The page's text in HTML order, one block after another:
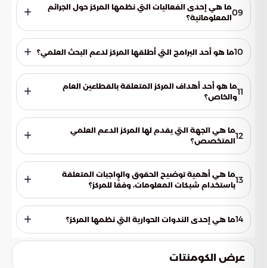
التكنولوجيا.
09ما هي إحدى الفعاليات التي نظمها المركز حول الجرائم
المعلوماتية؟
محاضرة حول السمات النفسية للمجرم المعلوماتي.
10ما هو أحد البرامج التي أطلقها المركز لدعم البحث العلمي؟
برنامج مخصص لتمويل المشاريع البحثية التي تتناول الجرائم
المعلوماتية.
11ما هو أحد أهداف المركز المتعلقة بالقطاعين العام
والخاص؟
تيسير استخدام المعاملات الإلكترونية في القطاعين العام والخاص.
12ما هي الجهة التي يقدم لها المركز الدعم العلمي
المتخصص؟
الهيئات والمؤسسات الحكومية في مجال الجرائم المعلوماتية.
13ما هي أهمية توضيح الحقوق والواجبات المتعلقة
باستخدام شبكات المعلومات، وفقًا للمركز؟
لتعزيز الاستخدام الآمن والمسؤول للتكنولوجيا وتقليل مخاطر
الجرائم المعلوماتية.14ما هي إحدى الندوات الحوارية التي نظمها المركز؟
حلقة نقاشية حول التكامل بين القضاء والتقنية.
عرض الكومنتات